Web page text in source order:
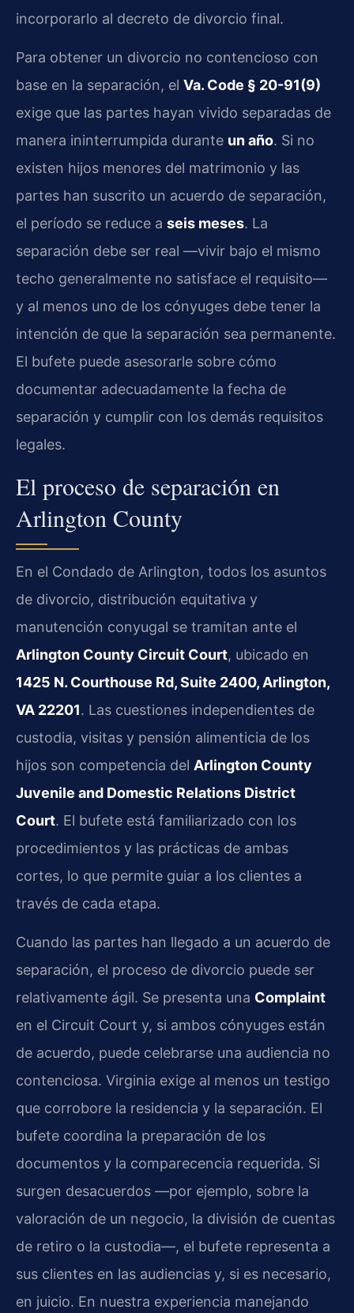
incorporarlo al decreto de divorcio final.
Para obtener un divorcio no contencioso con
base en la separación, el Va. Code § 20-91(9)
exige que las partes hayan vivido separadas de
manera ininterrumpida durante un año. Si no
existen hijos menores del matrimonio y las
partes han suscrito un acuerdo de separación,
el período se reduce a seis meses. La
separación debe ser real —vivir bajo el mismo
techo generalmente no satisface el requisito—
y al menos uno de los cónyuges debe tener la
intención de que la separación sea permanente.
El bufete puede asesorarle sobre cómo
documentar adecuadamente la fecha de
separación y cumplir con los demás requisitos
legales.
El proceso de separación en
Arlington County
En el Condado de Arlington, todos los asuntos
de divorcio, distribución equitativa y
manutención conyugal se tramitan ante el
Arlington County Circuit Court, ubicado en
1425 N. Courthouse Rd, Suite 2400, Arlington,
VA 22201. Las cuestiones independientes de
custodia, visitas y pensión alimenticia de los
hijos son competencia del Arlington County
Juvenile and Domestic Relations District
Court. El bufete está familiarizado con los
procedimientos y las prácticas de ambas
cortes, lo que permite guiar a los clientes a
través de cada etapa.
Cuando las partes han llegado a un acuerdo de
separación, el proceso de divorcio puede ser
relativamente ágil. Se presenta una Complaint
en el Circuit Court y, si ambos cónyuges están
de acuerdo, puede celebrarse una audiencia no
contenciosa. Virginia exige al menos un testigo
que corrobore la residencia y la separación. El
bufete coordina la preparación de los
documentos y la comparecencia requerida. Si
surgen desacuerdos —por ejemplo, sobre la
valoración de un negocio, la división de cuentas
de retiro o la custodia—, el bufete representa a
sus clientes en las audiencias y, si es necesario,
en juicio. En nuestra experiencia manejando